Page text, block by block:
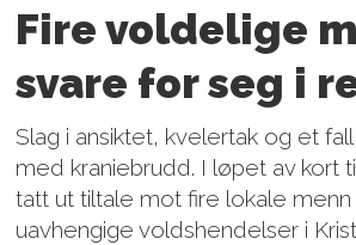
Fire voldelige
svare for seg i
Slag i ansiktet, kvelertak og et
med kraniebrudd. I løpet av kort
tatt ut tiltale mot fire lokale
uavhengige voldshendelser i